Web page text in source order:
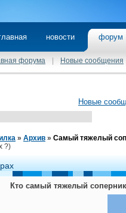
новости
форума Новые сообщения
Новые
» Архив » Самый тяжелый
?)
Кто самый тяжелый